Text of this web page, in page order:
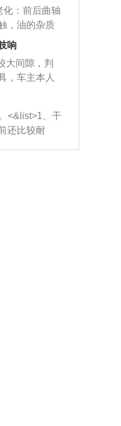
碳过多引起
器泡在草酸
，将清洗剂
后，车辆启
入到燃烧
可以让三元
塞的情况就
要打相同的
要反复练
忆，在真实
能打好方
化：前后曲轴
，油的杂质
其密封效果
。<&list>2、
塞环与缸体
燃烧室中，
粘度。使用
有烧机油现
的流动性，
响
大间隙，判
，车主本人
修理厂或4s
防尘罩破
，使半轴磨
坏，产生异
胶套和球头
<&list>1、干
还比较耐